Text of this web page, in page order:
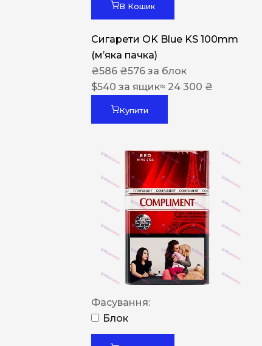
В Кошик
Сигарети OK Blue KS 100mm
(м’яка пачка)
₴586 ₴576 за блок
$540 за ящик≈ 24 300 ₴
Купити
Фасування:
Блок